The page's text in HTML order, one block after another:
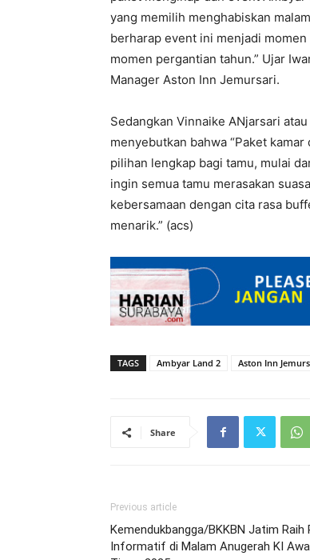
yang memilih menghabiskan
berharap event ini menjadi
momen pergantian tahun.” Ujar
Manager Aston Inn Jemursari.
Sedangkan Vinnaike ANjarsari
menyebutkan bahwa “Paket
pilihan lengkap bagi tamu, mulai
ingin semua tamu merasakan
kebersamaan dengan cita rasa
menarik.” (acs)
TAGS Ambyar Land 2 Aston Inn
Share
Previous article
Kemendukbangga/BKKBN Jatim Raih
Informatif di Malam Anugerah KI